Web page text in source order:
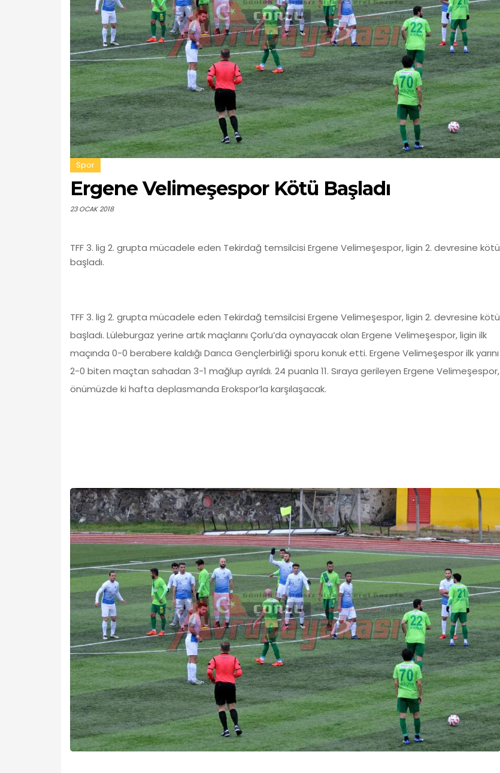
Spor
Ergene Velimeşespor Kötü Başladı
23 OCAK 2018
TFF 3. lig 2. grupta mücadele eden Tekirdağ temsilcisi Ergene Velimeşespor, ligin 2. devresine kötü
başladı.
TFF 3. lig 2. grupta mücadele eden Tekirdağ temsilcisi Ergene Velimeşespor, ligin 2. devresine kötü
başladı. Lüleburgaz yerine artık maçlarını Çorlu’da oynayacak olan Ergene Velimeşespor, ligin ilk
maçında 0-0 berabere kaldığı Darıca Gençlerbirliği sporu konuk etti. Ergene Velimeşespor ilk yarını
2-0 biten maçtan sahadan 3-1 mağlup ayrıldı. 24 puanla 11. Sıraya gerileyen Ergene Velimeşespor,
önümüzde ki hafta deplasmanda Erokspor’la karşılaşacak.